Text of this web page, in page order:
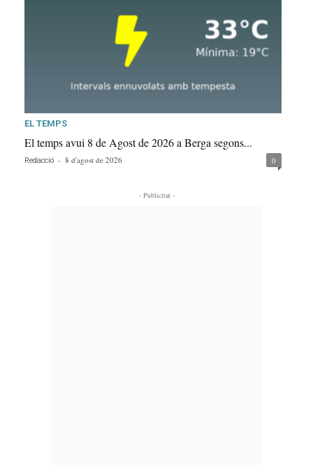
EL TEMPS
El temps avui 8 de Agost de 2026 a Berga segons...
Redacció - 8 d'agost de 2026 0
- Publicitat -